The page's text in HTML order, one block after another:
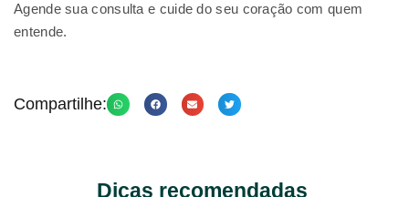
Agende sua consulta e cuide do seu coração com quem
entende.
Compartilhe:
Dicas recomendadas